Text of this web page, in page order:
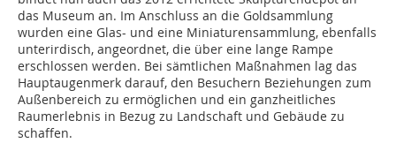
das Museum an. Im Anschluss an die Goldsammlung
wurden eine Glas- und eine Miniaturensammlung, ebenfalls
unterirdisch, angeordnet, die über eine lange Rampe
erschlossen werden. Bei sämtlichen Maßnahmen lag das
Hauptaugenmerk darauf, den Besuchern Beziehungen zum
Außenbereich zu ermöglichen und ein ganzheitliches
Raumerlebnis in Bezug zu Landschaft und Gebäude zu
schaffen.